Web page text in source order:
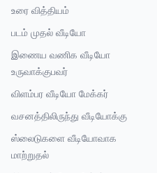
உரை வித்தியம்
படம் முதல் வீடியோ
இணைய வணிக வீடியோ
உருவாக்குபவர்
விளம்பர வீடியோ மேக்கர்
வசனத்திலிருந்து வீடியோக்கு
ஸ்லைடுகளை வீடியோவாக
மாற்றுதல்